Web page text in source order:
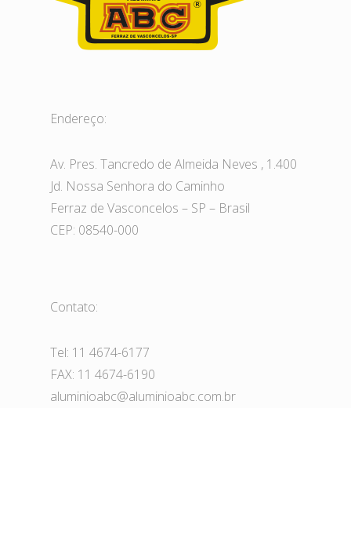
Endereço:
Av. Pres. Tancredo de Almeida Neves , 1.400
Jd. Nossa Senhora do Caminho
Ferraz de Vasconcelos – SP – Brasil
CEP: 08540-000
Contato:
Tel: 11 4674-6177
FAX: 11 4674-6190
aluminioabc@aluminioabc.com.br